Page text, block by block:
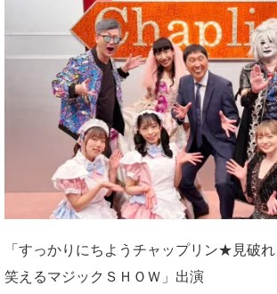
「すっかりにちようチャップリン★見破
笑えるマジックＳＨＯＷ」出演